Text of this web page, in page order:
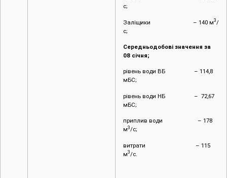
с;
Заліщики – 140 м3/
с;
Середньодобові значення за
08 січня;
рівень води ВБ – 114,8
мБС;
рівень води НБ – 72,67
мБС;
приплив води – 178
м3/с;
витрати – 115
м3/с.